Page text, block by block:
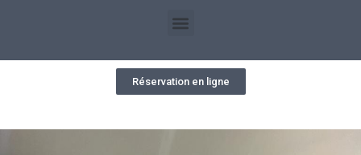
Réservation en ligne